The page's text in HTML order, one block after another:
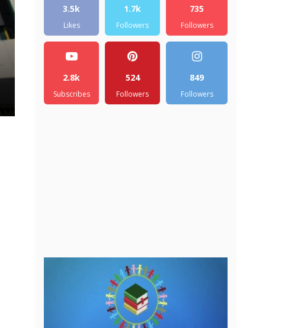
3.5k
Likes
1.7k
Followers
735
Followers
2.8k
Subscribes
524
Followers
849
Followers